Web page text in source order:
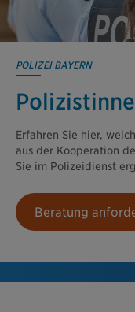
POLIZEI BAYERN
Erfahren Sie hier,
aus der Kooperation
Sie im Polizeidienst
Beratung